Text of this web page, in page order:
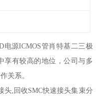
源ICMOS管肖特基二三极
享有较高的地位，公司与多
关系。
头,回收SMC快速接头集束分